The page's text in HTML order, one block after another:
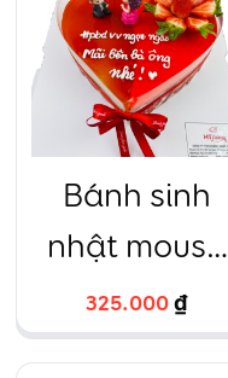
Bánh sinh
nhật mouse
dâu tây trái
tim Size 16
325.000₫